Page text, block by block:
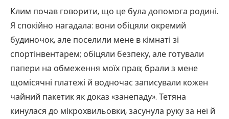
Клим почав говорити, що це була допомога родині.
Я спокійно нагадала: вони обіцяли окремий
будиночок, але поселили мене в кімнаті зі
спортінвентарем; обіцяли безпеку, але готували
папери на обмеження моїх прав; брали з мене
щомісячні платежі й водночас записували кожен
чайний пакетик як доказ «занепаду». Тетяна
кинулася до мікрохвильовки, засунула руку за неї й